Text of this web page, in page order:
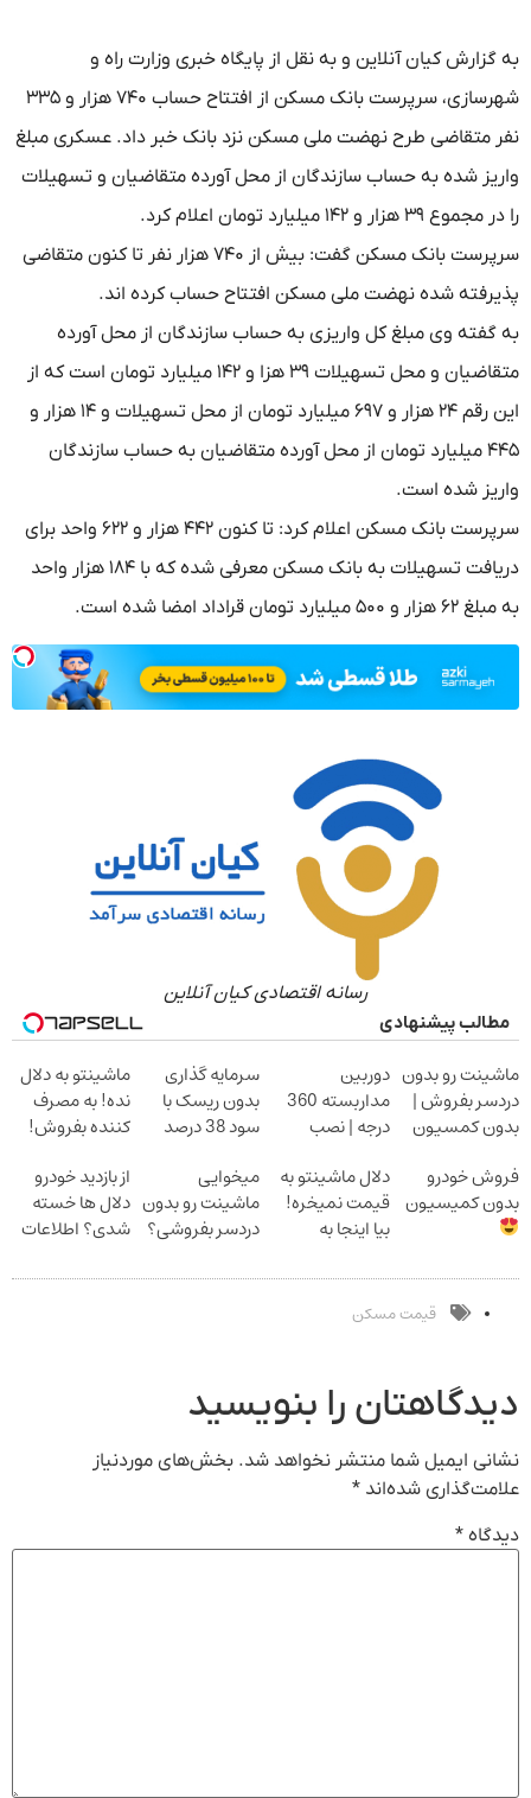
به گزارش کیان آنلاین و به نقل از پایگاه خبری وزارت راه و
شهرسازی، سرپرست بانک مسکن از افتتاح حساب ۷۴۰ هزار و ۳۳۵
نفر متقاضی طرح نهضت ملی مسکن نزد بانک خبر داد. عسکری مبلغ
واریز شده به حساب سازندگان از محل آورده متقاضیان و تسهیلات
را در مجموع ۳۹ هزار و ۱۴۲ میلیارد تومان اعلام کرد.
سرپرست بانک مسکن گفت: بیش از ۷۴۰ هزار نفر تا کنون متقاضی
پذیرفته شده نهضت ملی مسکن افتتاح حساب کرده اند.
به گفته وی مبلغ کل واریزی به حساب سازندگان از محل آورده
متقاضیان و محل تسهیلات ۳۹ هزا و ۱۴۲ میلیارد تومان است که از
این رقم ۲۴ هزار و ۶۹۷ میلیارد تومان از محل تسهیلات و ۱۴ هزار و
۴۴۵ میلیارد تومان از محل آورده متقاضیان به حساب سازندگان
واریز شده است.
سرپرست بانک مسکن اعلام کرد: تا کنون ۴۴۲ هزار و ۶۲۲ واحد برای
دریافت تسهیلات به بانک مسکن معرفی شده که با ۱۸۴ هزار واحد
به مبلغ ۶۲ هزار و ۵۰۰ میلیارد تومان قراداد امضا شده است.
رسانه اقتصادی کیان آنلاین
مطالب پیشنهادی
ماشینت رو بدون
دردسر بفروش |
بدون کمسیون
دوربین
مداربسته 360
درجه | نصب
سرمایه گذاری
بدون ریسک با
سود 38 درصد
ماشینتو به دلال
نده! به مصرف
کننده بفروش!
یک تماس
فروش خودرو
بدون کمیسیون
دلال ماشینتو به
قیمت نمیخره!
بیا اینجا به
بفروش*فقط
خریدار واقعی*
میخوایی
ماشینت رو بدون
دردسر بفروشی؟
از بازدید خودرو
دلال ها خسته
شدی؟ اطلاعات
ثبت کن
قیمت مسکن
دیدگاهتان را بنویسید
نشانی ایمیل شما منتشر نخواهد شد. بخش‌های موردنیاز
علامت‌گذاری شده‌اند *
دیدگاه *